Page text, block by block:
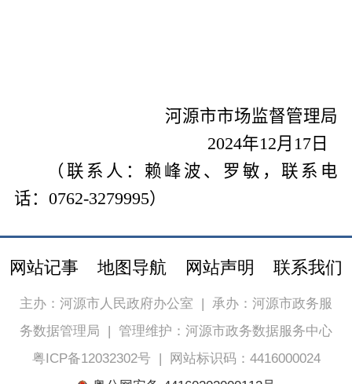
河源市市场监督管理局
2024年12月 17 日
（ 联系人： 赖峰波、 罗敏，联系电
话： 0762-3279995）
网站记事 地图导航 网站声明 联系我们
主办：河源市人民政府办公室 | 承办：河源市政务服
务数据管理局 | 管理维护：河源市政务数据服务中心
粤ICP备12032302号|
网站标识码：4416000024